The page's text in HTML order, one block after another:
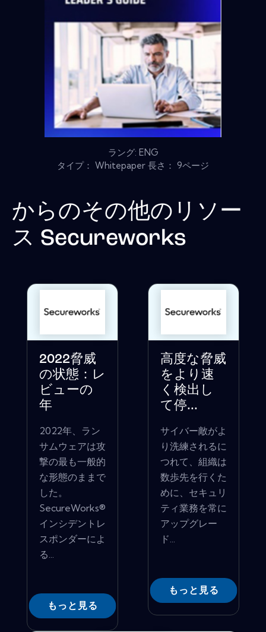
ラング: ENG
タイプ： Whitepaper 長さ： 9ページ
からのその他のリソー
ス Secureworks
2022脅威
の状態：レ
ビューの
年
2022年、ラン
サムウェアは攻
撃の最も一般的
な形態のままで
した。
SecureWorks®
インシデントレ
スポンダーによ
る...
もっと見る
高度な脅威
をより速
く検出し
て停...
サイバー敵がよ
り洗練されるに
つれて、組織は
数歩先を行くた
めに、セキュリ
ティ業務を常に
アップグレー
ド...
もっと見る